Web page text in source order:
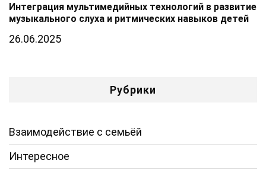
Интеграция мультимедийных технологий в развитие
музыкального слуха и ритмических навыков детей
26.06.2025
Рубрики
Взаимодействие с семьёй
Интересное